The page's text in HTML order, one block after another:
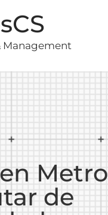
Management
de